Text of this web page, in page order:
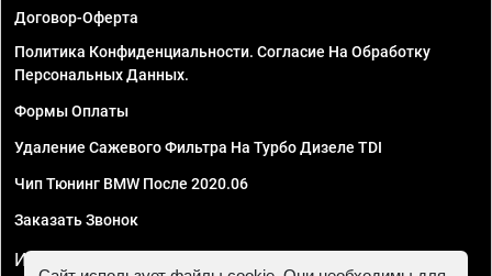
Договор-Оферта
Политика Конфиденциальности. Согласие На Обработку
Персональных Данных.
Формы Оплаты
Удаление Сажевого Фильтра На Турбо Дизеле TDI
Чип Тюнинг BMW После 2020.06
Заказать Звонок
ИП Смирнов Георгий Павлович. ИНН 781302555843,